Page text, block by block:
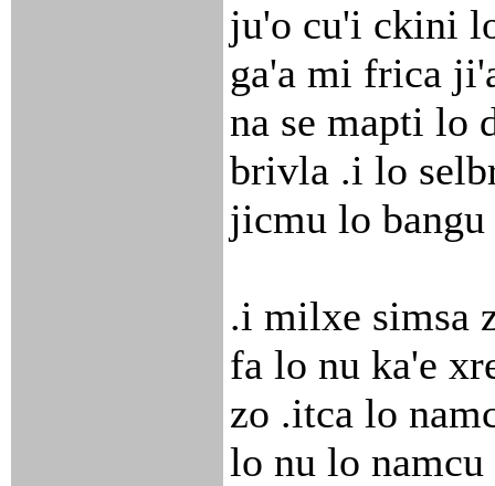
ju'o cu'i ckini
ga'a mi frica
na se mapti lo
brivla .i lo
jicmu lo bangu
.i milxe simsa
fa lo nu ka'e
zo .itca lo
lo nu lo namcu